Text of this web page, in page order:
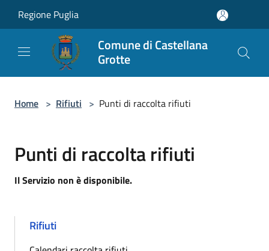
Regione Puglia
Comune di Castellana
Grotte
Home > Rifiuti > Punti di raccolta rifiuti
Punti di raccolta rifiuti
Il Servizio non è disponibile.
Rifiuti